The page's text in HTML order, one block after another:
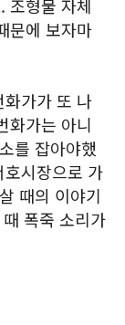
조형물 자체
문에 보자마
가가 또 나
화가는 아니
를 잡아야했
시장으로 가
때의 이야기
폭죽 소리가